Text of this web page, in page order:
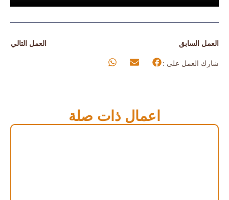
العمل السابق العمل التالي
شارك العمل على :
اعمال ذات صلة